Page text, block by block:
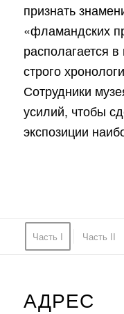
признать
«фламандских
располагается
строго
Сотрудники
усилий, чтобы
экспозиции
Часть I Часть II
АДРЕС